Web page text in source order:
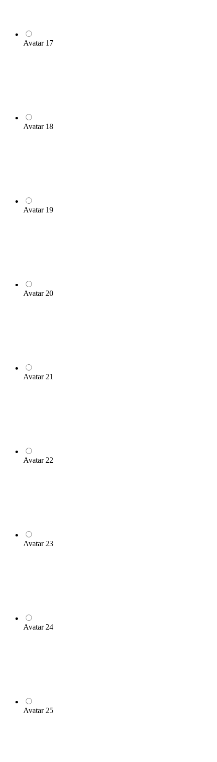
Avatar 17
Avatar 18
Avatar 19
Avatar 20
Avatar 21
Avatar 22
Avatar 23
Avatar 24
Avatar 25